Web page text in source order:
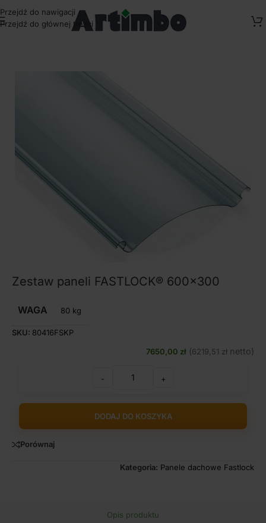
Przejdź do nawigacji
Przejdź do głównej treści
Strona główna Pokrycia dachowe Panele dachowe Fastlock
Zestaw paneli FASTLOCK® 600×300
WAGA 80 kg
SKU: 80416FSKP
7650,00 zł (6219,51 zł netto)
- +
DODAJ DO KOSZYKA
Porównaj
Kategoria: Panele dachowe Fastlock
Opis produktu